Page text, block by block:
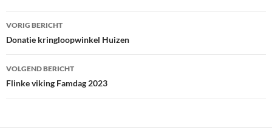
Bericht
navigatie
VORIG BERICHT
Donatie kringloopwinkel Huizen
VOLGEND BERICHT
Flinke viking Famdag 2023